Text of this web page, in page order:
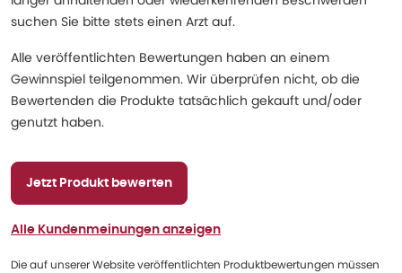
suchen Sie bitte stets einen Arzt auf.
Alle veröffentlichten Bewertungen haben an einem
Gewinnspiel teilgenommen. Wir überprüfen nicht, ob die
Bewertenden die Produkte tatsächlich gekauft und/oder
genutzt haben.
Jetzt Produkt bewerten
Alle Kundenmeinungen anzeigen
Die auf unserer Website veröffentlichten Produktbewertungen müssen